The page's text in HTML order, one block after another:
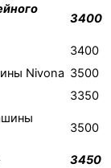
3400
3400
Nivona 3500
3350
3500
3450